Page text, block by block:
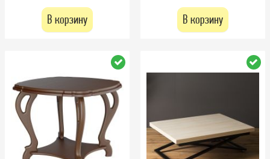
В корзину В корзину